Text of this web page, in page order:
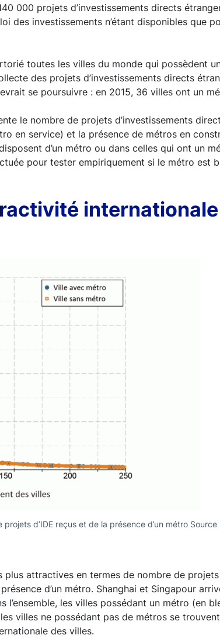
000 projets d’investissements directs
des investissements n’étant disponibles que
toutes les villes du monde qui possèdent
des projets d’investissements directs
se poursuivre : en 2015, 36 villes ont un
le nombre de projets d’investissements
en service) et la présence de métros en
d’un métro ou dans celles qui ont un
pour tester empiriquement si le métro est
d’IDE reçus et de la présence d’un métro
attractives en termes de nombre de
d’un métro. Shanghai et Singapour
l’ensemble, les villes possédant un métro (en
villes ne possédant pas de métros se
des villes.